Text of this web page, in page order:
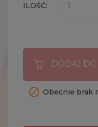
ILOŚĆ:
DODAJ
 Obecnie brak